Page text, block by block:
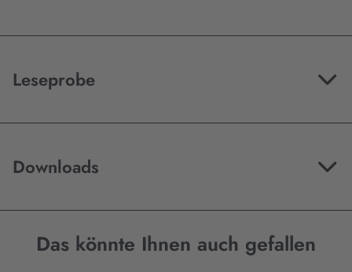
Leseprobe
Downloads
Das könnte Ihnen auch gefallen